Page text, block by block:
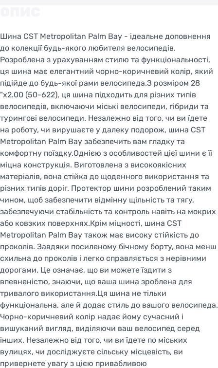
Шина CST Metropolitan Palm Bay - ідеальне доповнення
до колекції будь-якого любителя велосипедів.
Розроблена з урахуванням стилю та функціональності,
ця шина має елегантний чорно-коричневий колір, який
підійде до будь-якої рами велосипеда.З розміром 28
"x2.00 (50-622), ця шина підходить для різних типів
велосипедів, включаючи міські велосипеди, гібриди та
турингові велосипеди. Незалежно від того, чи ви їдете
на роботу, чи вирушаєте у далеку подорож, шина CST
Metropolitan Palm Bay забезпечить вам гладку та
комфортну поїздку.Однією з особливостей цієї шини є її
міцна конструкція. Виготовлена з високоякісних
матеріалів, вона стійка до щоденного використання та
різних типів доріг. Протектор шини розроблений таким
чином, щоб забезпечити відмінну щільність та тягу,
забезпечуючи стабільність та контроль навіть на мокрих
або ковзких поверхнях.Крім міцності, шина CST
Metropolitan Palm Bay також має високу стійкість до
проколів. Завдяки посиленому бічному борту, вона менш
схильна до проколів і легко справляється з нерівними
дорогами. Це означає, що ви можете їздити з
впевненістю, знаючи, що ваша шина зроблена для
тривалого використання.Ця шина не тільки
функціональна, але й додає стиль до вашого велосипеда.
Чорно-коричневий колір надає йому сучасний і
вишуканий вигляд, виділяючи ваш велосипед серед
інших. Незалежно від того, чи ви їдете по міських
вулицях, чи досліджуєте сільську місцевість, ви
привернете увагу з цією привабливою